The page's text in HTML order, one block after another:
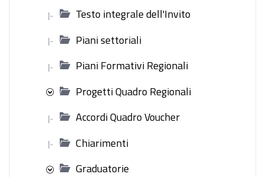
|- Testo integrale dell'Invito
|- Piani settoriali
|-
Piani Formativi Regionali
Progetti Quadro Regionali
|- Accordi Quadro Voucher
|-
Chiarimenti
Graduatorie